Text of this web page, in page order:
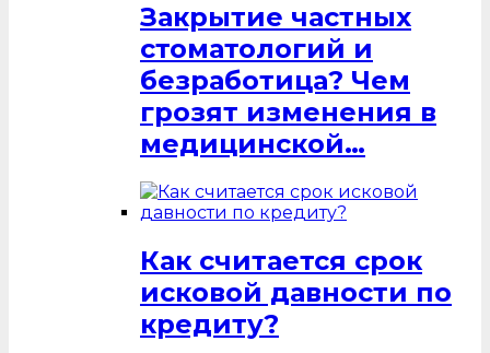
Закрытие частных
стоматологий и
безработица? Чем
грозят изменения в
медицинской…
Как считается срок
исковой давности по
кредиту?